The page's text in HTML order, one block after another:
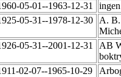
05-01--1963-12-31
05-31--1978-12-30
A.
05-31--2001-12-31
AB
02-07--1965-10-29